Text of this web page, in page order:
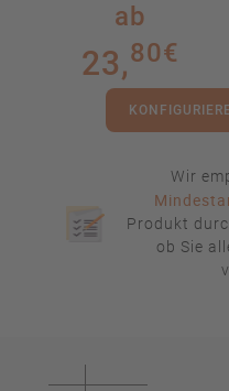
ab
23,80€
Wir
Produkt
ob Sie